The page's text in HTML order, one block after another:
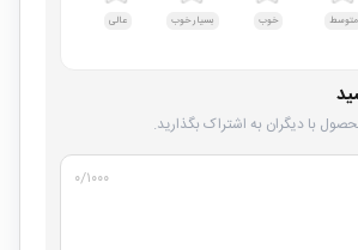
متوسط خوب بسیار خوب عالی
با دیگران به اشتراک بگذارید.
۰/۱۰۰۰